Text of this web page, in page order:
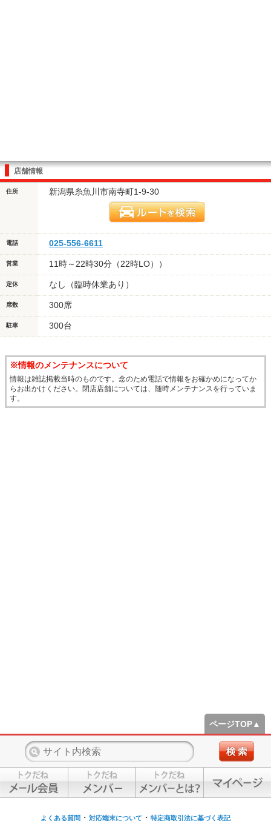
店舗情報
住所 新潟県糸魚川市南寺町1-9-30
電話 025-556-6611
営業 11時～22時30分（22時LO））
定休 なし（臨時休業あり）
席数 300席
駐車 300台
※情報のメンテナンスについて
情報は雑誌掲載当時のものです。念のため電話で情報をお確かめになってか
らお出かけください。閉店店舗については、随時メンテナンスを行っていま
す。
ページTOP▲
よくある質問 ・ 対応端末について ・ 特定商取引法に基づく表記